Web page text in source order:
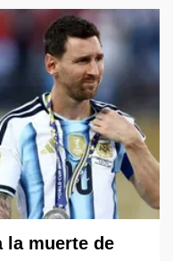
la muerte de